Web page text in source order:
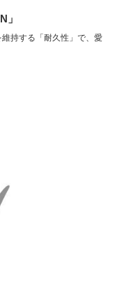
」
維持する「耐久性」で、愛